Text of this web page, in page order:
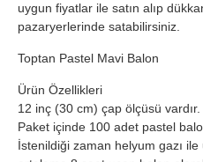
uygun fiyatlar ile satın alıp
pazaryerlerinde satabilirsiniz.
Toptan Pastel Mavi Balon
Ürün Özellikleri
12 inç (30 cm) çap ölçüsü vardır.
Paket içinde 100 adet pastel
İstenildiği zaman helyum gazı